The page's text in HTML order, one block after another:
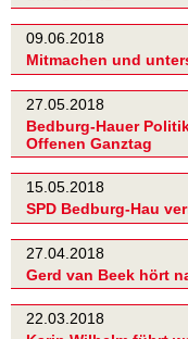
09.06.2018
Mitmachen und
27.05.2018
Bedburg-Hauer
Offenen Ganztag
15.05.2018
SPD Bedburg-Hau
27.04.2018
Gerd van Beek hört
22.03.2018